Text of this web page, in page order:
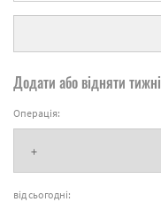
Додати або відняти
Операція:
від сьогодні: